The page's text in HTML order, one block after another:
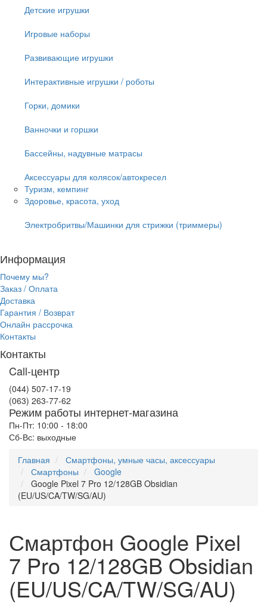
Детские игрушки
Игровые наборы
Развивающие игрушки
Интерактивные игрушки / роботы
Горки, домики
Ванночки и горшки
Бассейны, надувные матрасы
Аксессуары для колясок/автокресел
Туризм, кемпинг
Здоровье, красота, уход
Электробритвы/Машинки для стрижки (триммеры)
Информация
Почему мы?
Заказ / Оплата
Доставка
Гарантия / Возврат
Онлайн рассрочка
Контакты
Контакты
Call-центр
(044) 507-17-19
(063) 263-77-62
Режим работы интернет-магазина
Пн-Пт: 10:00 - 18:00
Сб-Вс: выходные
Главная
Смартфоны, умные часы, аксессуары
Смартфоны
Google
Google Pixel 7 Pro 12/128GB Obsidian
(EU/US/CA/TW/SG/AU)
Смартфон Google Pixel
7 Pro 12/128GB Obsidian
(EU/US/CA/TW/SG/AU)